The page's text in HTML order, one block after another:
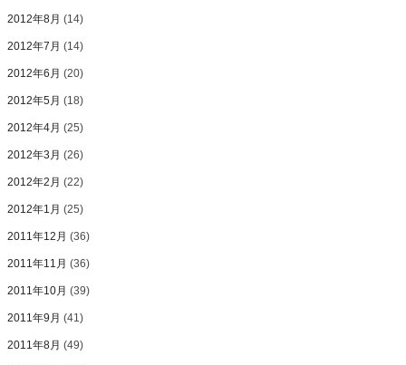
2012年8月 (14)
2012年7月 (14)
2012年6月 (20)
2012年5月 (18)
2012年4月 (25)
2012年3月 (26)
2012年2月 (22)
2012年1月 (25)
2011年12月 (36)
2011年11月 (36)
2011年10月 (39)
2011年9月 (41)
2011年8月 (49)